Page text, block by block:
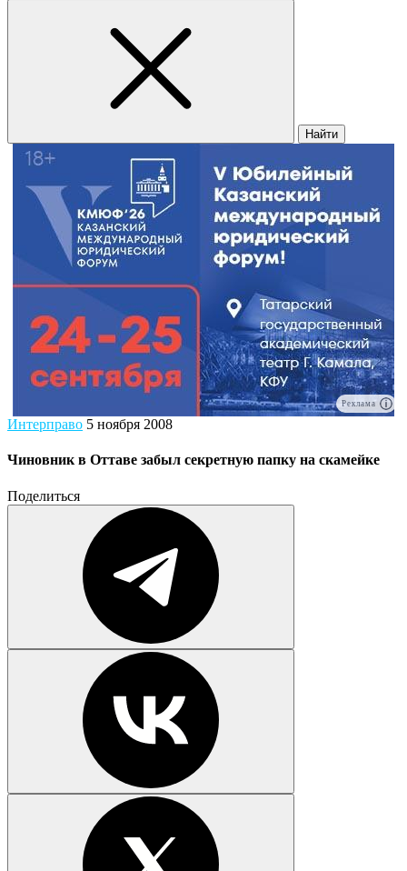
Найти
Реклама
Интерправо 5 ноября 2008
Чиновник в Оттаве забыл секретную папку на скамейке
Поделиться